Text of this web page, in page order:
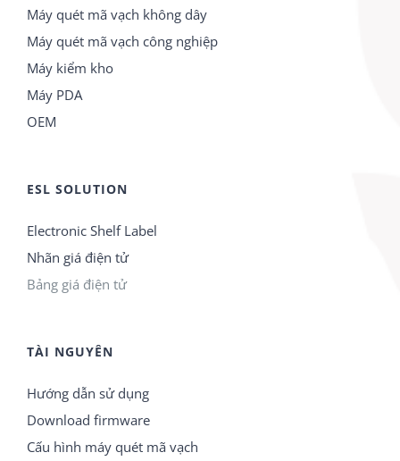
Máy quét mã vạch không dây
Máy quét mã vạch công nghiệp
Máy kiểm kho
Máy PDA
OEM
ESL SOLUTION
Electronic Shelf Label
Nhãn giá điện tử
Bảng giá điện tử
TÀI NGUYÊN
Hướng dẫn sử dụng
Download firmware
Cấu hình máy quét mã vạch